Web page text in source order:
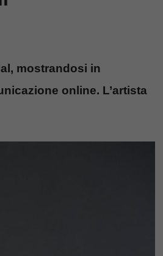
mostrandosi in
online. L’artista